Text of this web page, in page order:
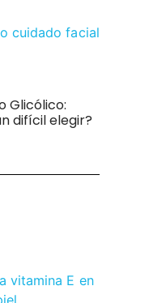
Glicólico:
difícil elegir?